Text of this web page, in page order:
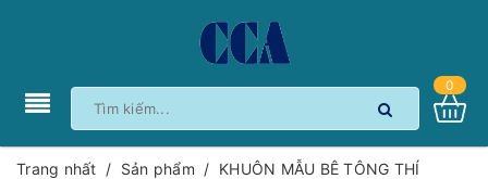
0
Trang nhất / Sản phẩm / KHUÔN MẪU BÊ TÔNG THÍ